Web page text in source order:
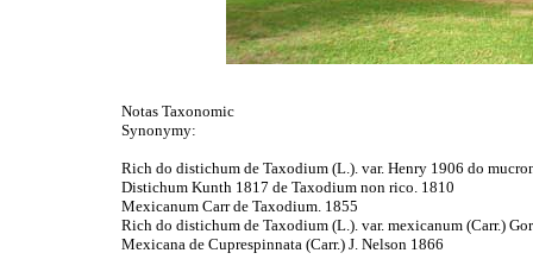
Notas Taxonomic
Synonymy:
Rich do distichum de Taxodium (L.). var. Henry 1906 do
Distichum Kunth 1817 de Taxodium non rico. 1810
Mexicanum Carr de Taxodium. 1855
Rich do distichum de Taxodium (L.). var. mexicanum (Carr.)
Mexicana de Cuprespinnata (Carr.) J. Nelson 1866